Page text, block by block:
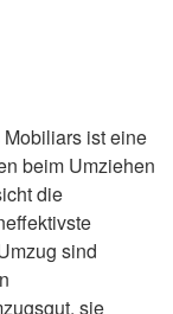
ist eine
beim Umziehen
die
sind
sie